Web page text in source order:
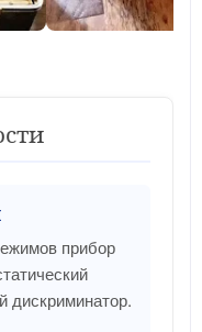
прибор
дискриминатор.